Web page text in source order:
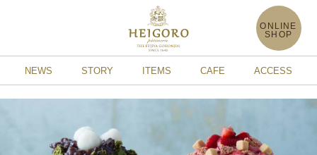
ONLINE
SHOP
NEWS STORY ITEMS CAFE ACCESS